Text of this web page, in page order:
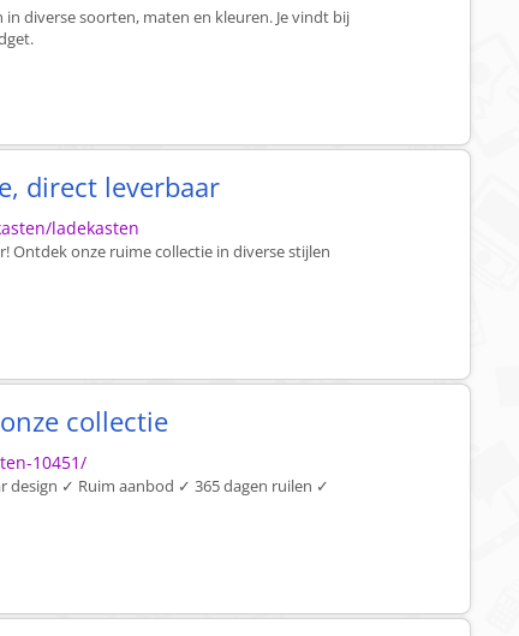
in diverse soorten, maten en kleuren. Je vindt bij
direct leverbaar
ladekasten
Ontdek onze ruime collectie in diverse stijlen
collectie
10451/
design ✓ Ruim aanbod ✓ 365 dagen ruilen ✓